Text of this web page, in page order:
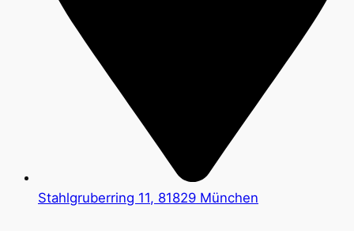
Stahlgruberring 11, 81829 München